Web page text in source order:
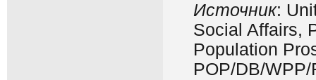
Источник:
Social Affairs,
Population
POP/DB/